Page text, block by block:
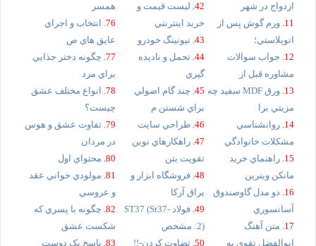
ازدواج در شهر
11. ورم گوش پس از
اتوپلاستي؛
12. جواب سوالات
مشاوره قبل از
13.
ورق MDF سفيد چه
مزيتي برا
14. روانشناسي
مشکلات خانوادگي
15. راهنماي خريد
مانکن ويترين
16. دو مدل گاوصندوق
آسانسوري
17. متن آهنگ
ابوالفضل تقوي به
42. ليست قيمت و
خريد اينترنتي
43. تيونينگ خودرو
44. تحمل و ناديده
گيري
45. چند گام اصولي
براي شستن م
46. طراحي سايت
47. راهکارهاي نوين
تقويت بتن
48. فروشگاه ابزار و
يراق آرکا
49.
فولاد ST37 (St37-
2): مشخص
50. ثضاوت کردن-!!
همسر
76.
انتخاب و اجراي
عايق هاي ص
77. چگونه دختر جذابي
براي مرد
78.
انواع مختلف عشق
چيست؟
79. تفاوت عشق و هوس
در مردان
80. محتواي اول
81. مولودي خواني عقد
و عروسي
82. چگونه با پسري که
شکست عشق
83. پاسخ يک دوست